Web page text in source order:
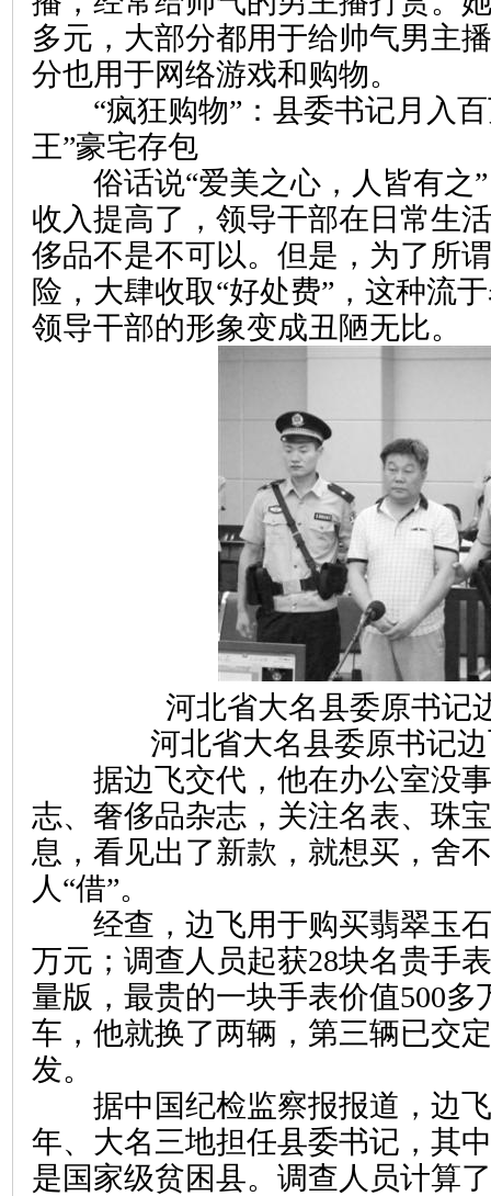
多元，大部分都用于给帅气男主
分也用于网络游戏和购物。
“疯狂购物”：县委书记月入百
王”豪宅存包
俗话说“爱美之心，人皆有之”
收入提高了，领导干部在日常生
侈品不是不可以。但是，为了所
险，大肆收取“好处费”，这种流
领导干部的形象变成丑陋无比。
河北省大名县委原书记
河北省大名县委原书记边
据边飞交代，他在办公室没事
志、奢侈品杂志，关注名表、珠
息，看见出了新款，就想买，舍
人“借”。
经查，边飞用于购买翡翠玉石
万元；调查人员起获28块名贵手
量版，最贵的一块手表价值500多
车，他就换了两辆，第三辆已交
发。
据中国纪检监察报报道，边飞
年、大名三地担任县委书记，其
是国家级贫困县。调查人员计算